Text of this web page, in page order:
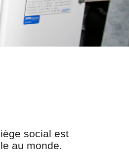
social est
au monde.